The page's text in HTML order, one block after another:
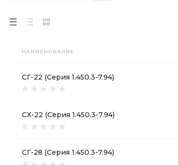
НАИМЕНОВАНИЕ
СГ-22 (Серия 1.450.3-7.94)
СХ-22 (Серия 1.450.3-7.94)
СГ-28 (Серия 1.450.3-7.94)